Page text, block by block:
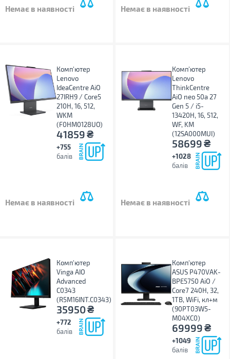
Немає в наявності Немає в наявності
Комп'ютер
Lenovo
IdeaCentre AiO
27IRH9 / Core5
210H, 16, 512,
WKM
(F0HM0128UO)
41859₴
+755
балів
Немає в наявності
Комп'ютер
Lenovo
ThinkCentre
AiO neo 50a 27
Gen 5 / i5-
13420H, 16, 512,
WF, KM
(12SA000MUI)
58699₴
+1028
балів
Немає в наявності
Комп'ютер
Vinga AIO
Advanced
C0343
(R5M16INT.C0343)
35950₴
+772
балів
Комп'ютер
ASUS P470VAK-
BPE5750 AiO /
Core7 240H, 32,
1TB, WiFi, кл+м
(90PT03W5-
M04XC0)
69999₴
+1049
балів